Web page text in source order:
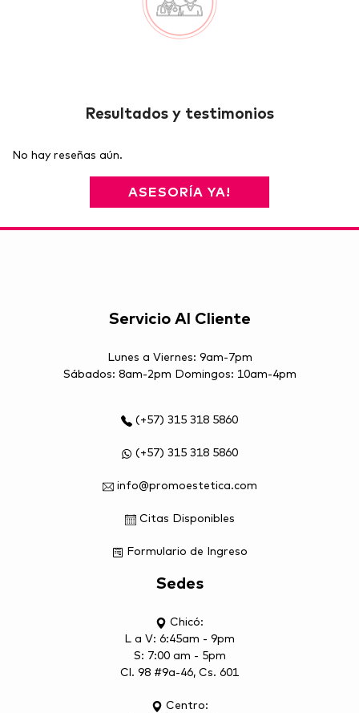
Resultados y testimonios
No hay reseñas aún.
ASESORÍA YA!
Servicio Al Cliente
Lunes a Viernes: 9am-7pm
Sábados: 8am-2pm Domingos: 10am-4pm
(+57) 315 318 5860
(+57) 315 318 5860
info@promoestetica.com
Citas Disponibles
Formulario de Ingreso
Sedes
Chicó:
L a V: 6:45am - 9pm
S: 7:00 am - 5pm
Cl. 98 #9a-46, Cs. 601
Centro: